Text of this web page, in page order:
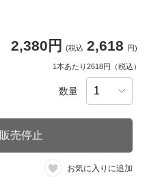
2,380円 (税込 2,618 円)
1本あたり2618円（税込）
数量
販売停止
お気に入りに追加